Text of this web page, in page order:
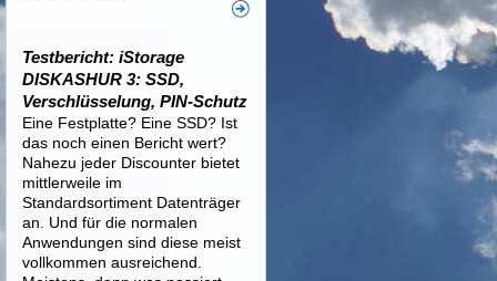
Testbericht: iStorage
DISKASHUR 3: SSD,
Verschlüsselung, PIN-Schutz
Eine Festplatte? Eine SSD? Ist
das noch einen Bericht wert?
Nahezu jeder Discounter bietet
mittlerweile im
Standardsortiment Datenträger
an. Und für die normalen
Anwendungen sind diese meist
vollkommen ausreichend.